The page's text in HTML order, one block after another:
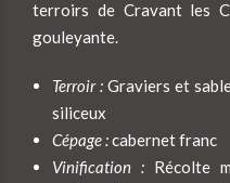
terroirs de Cravant les
gouleyante.
Terroir : Graviers et
siliceux
Cépage :cabernet franc
Vinification :Récolte